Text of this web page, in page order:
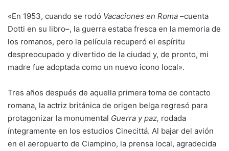
«En 1953, cuando se rodó Vacaciones en Roma –cuenta
Dotti en su libro–, la guerra estaba fresca en la memoria de
los romanos, pero la película recuperó el espíritu
despreocupado y divertido de la ciudad y, de pronto, mi
madre fue adoptada como un nuevo icono local».
Tres años después de aquella primera toma de contacto
romana, la actriz británica de origen belga regresó para
protagonizar la monumental Guerra y paz, rodada
íntegramente en los estudios Cinecittá. Al bajar del avión
en el aeropuerto de Ciampino, la prensa local, agradecida